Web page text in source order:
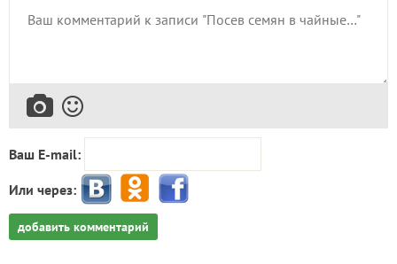
Ваш E-mail:
Или через:
добавить комментарий